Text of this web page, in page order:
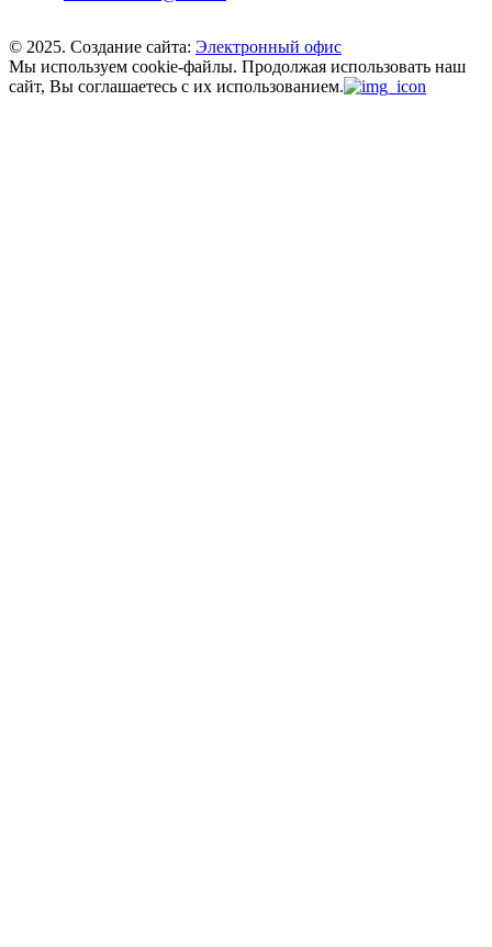
© 2025. Создание сайта: Электронный офис
Мы используем cookie-файлы. Продолжая использовать наш
сайт, Вы соглашаетесь с их использованием.